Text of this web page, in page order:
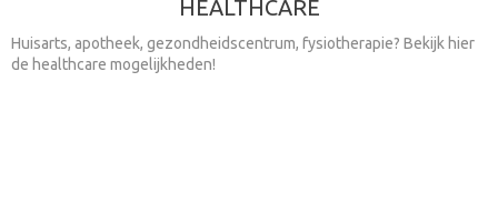
HEALTHCARE
Huisarts, apotheek, gezondheidscentrum, fysiotherapie? Bekijk hier
de healthcare mogelijkheden!